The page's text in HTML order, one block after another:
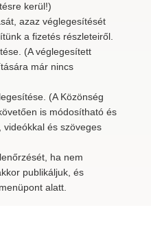
kerül!)
azaz véglegesítését
a fizetés részleteiről.
(A véglegesített
már nincs
(A Közönség
is módosítható és
videókkal és szöveges
ha nem
publikáljuk, és
alatt.